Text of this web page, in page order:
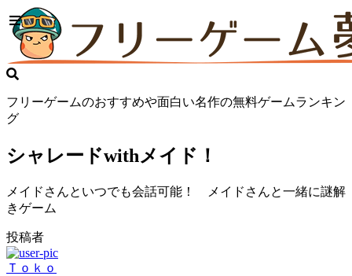
フリーゲームのおすすめや面白い名作の無料ゲームランキン
グ
シャレードwithメイド！
メイドさんといつでも会話可能！ メイドさんと一緒に謎解
きゲーム
投稿者
Ｔｏｋｏ